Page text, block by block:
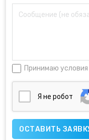
Принимаю условия
Я нe poбoт